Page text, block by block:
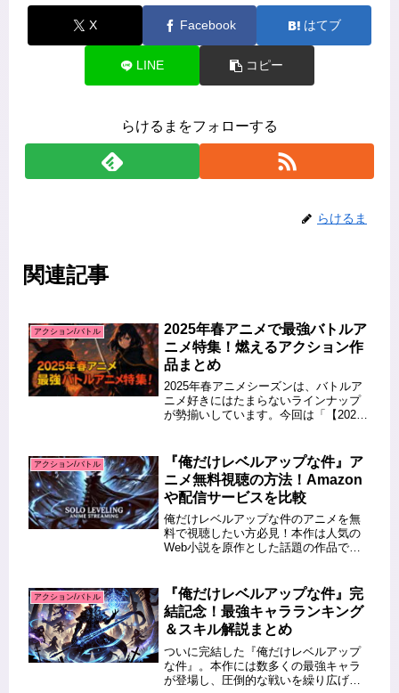
X Facebook はてブ
LINE コピー
らけるまをフォローする
らけるま
関連記事
アクション/バトル
2025年春アニメで最強バトルア
ニメ特集！燃えるアクション作
品まとめ
2025年春アニメシーズンは、バトルア
ニメ好きにはたまらないラインナップ
が勢揃いしています。今回は「【2025
題して、燃えるような戦いと迫力満点
のアクションを堪能できる注目...
アクション/バトル
『俺だけレベルアップな件』ア
ニメ無料視聴の方法！Amazon
や配信サービスを比較
俺だけレベルアップな件のアニメを無
料で視聴したい方必見！本作は人気の
Web小説を原作とした話題の作品で、
件』のアニメを無料で視聴できる配信
サービスについて詳しく解説します。
A...
アクション/バトル
『俺だけレベルアップな件』完
結記念！最強キャラランキング
＆スキル解説まとめ
ついに完結した『俺だけレベルアップ
な件』。本作には数多くの最強キャラ
が登場し、圧倒的な戦いを繰り広げま